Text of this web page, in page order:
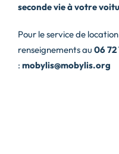
seconde vie à votre
Pour le service de
renseignements au 06 72
: mobylis@mobylis.org